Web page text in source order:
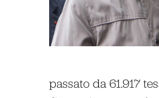
passato da 61.917